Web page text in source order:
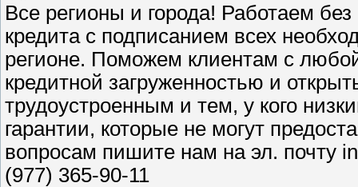
Все регионы и города! Работаем
кредита с подписанием всех
регионе. Поможем клиентам с
кредитной загруженностью и
трудоустроенным и тем, у кого
гарантии, которые не могут
вопросам пишите нам на эл. почту
(977) 365-90-11